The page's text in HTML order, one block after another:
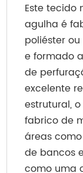
Este tecido
agulha é
poliéster
e formado
de
excelente
estrutural,
fabrico de
áreas
de bancos
como uma